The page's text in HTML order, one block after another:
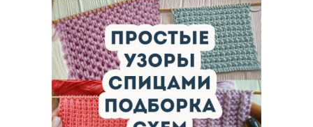
Спицы с узором Ажурные узоры